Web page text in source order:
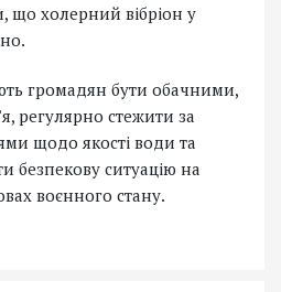
що холерний вібріон у
громадян бути обачними,
регулярно стежити за
щодо якості води та
безпекову ситуацію на
воєнного стану.